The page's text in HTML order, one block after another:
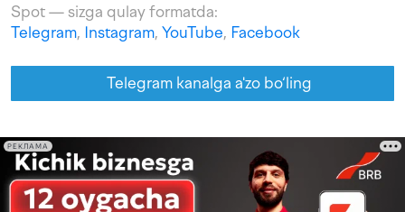
Spot — sizga qulay formatda:
Telegram, Instagram, YouTube, Facebook
Telegram kanalga a'zo bo‘ling
РЕКЛАМА